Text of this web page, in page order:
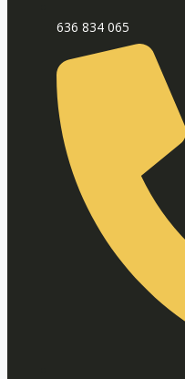
636 834 065